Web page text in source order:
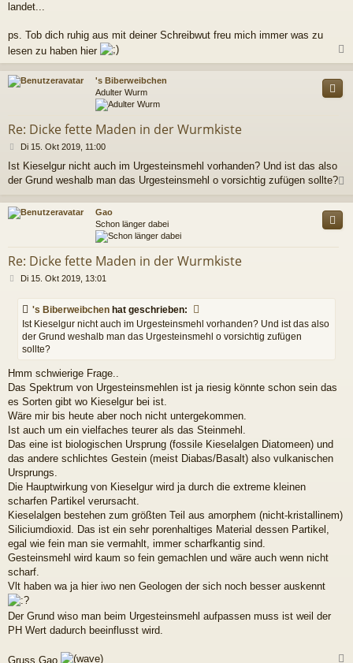
landet...
ps. Tob dich ruhig aus mit deiner Schreibwut freu mich immer was zu
lesen zu haben hier
a
's Biberweibchen
Adulter Wurm
Re: Dicke fette Maden in der Wurmkiste
B
i
t
a
g
Di 15. Okt 2019, 11:00
Ist Kieselgur nicht auch im Urgesteinsmehl vorhanden? Und ist das also
der Grund weshalb man das Urgesteinsmehl o vorsichtig zufügen sollte?
c
Gao
Schon länger dabei
Re: Dicke fette Maden in der Wurmkiste
BDi 15. Okt 2019, 13:01
's Biberweibchen hat geschrieben:
Ist Kieselgur nicht auch im Urgesteinsmehl vorhanden? Und ist das also
der Grund weshalb man das Urgesteinsmehl o vorsichtig zufügen
sollte?
Hmm schwierige Frage..
Das Spektrum von Urgesteinsmehlen ist ja riesig könnte schon sein das
es Sorten gibt wo Kieselgur bei ist.
Wäre mir bis heute aber noch nicht untergekommen.
Ist auch um ein vielfaches teurer als das Steinmehl.
Das eine ist biologischen Ursprung (fossile Kieselalgen Diatomeen) und
das andere schlichtes Gestein (meist Diabas/Basalt) also vulkanischen
Ursprungs.
Die Hauptwirkung von Kieselgur wird ja durch die extreme kleinen
scharfen Partikel verursacht.
Kieselalgen bestehen zum größten Teil aus amorphem (nicht-kristallinem)
Siliciumdioxid. Das ist ein sehr porenhaltiges Material dessen Partikel,
egal wie fein man sie vermahlt, immer scharfkantig sind.
Gesteinsmehl wird kaum so fein gemachlen und wäre auch wenn nicht
scharf.
Vlt haben wa ja hier iwo nen Geologen der sich noch besser auskennt
Der Grund wiso man beim Urgesteinsmehl aufpassen muss ist weil der
PH Wert dadurch beeinflusst wird.
Gruss Gao